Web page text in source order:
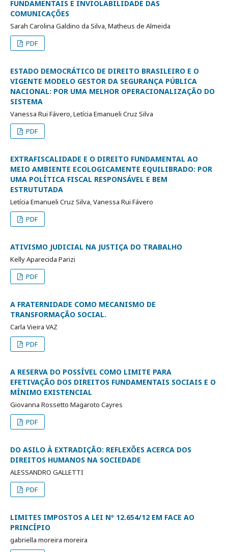
FUNDAMENTAIS E INVIOLABILIDADE DAS
COMUNICAÇÕES
Sarah Carolina Galdino da Silva, Matheus de Almeida
PDF
ESTADO DEMOCRÁTICO DE DIREITO BRASILEIRO E O
VIGENTE MODELO GESTOR DA SEGURANÇA PÚBLICA
NACIONAL: POR UMA MELHOR OPERACIONALIZAÇÃO DO
SISTEMA
Vanessa Rui Fávero, Letícia Emanueli Cruz Silva
PDF
EXTRAFISCALIDADE E O DIREITO FUNDAMENTAL AO
MEIO AMBIENTE ECOLOGICAMENTE EQUILIBRADO: POR
UMA POLÍTICA FISCAL RESPONSÁVEL E BEM
ESTRUTUTADA
Letícia Emanueli Cruz Silva, Vanessa Rui Fávero
PDF
ATIVISMO JUDICIAL NA JUSTIÇA DO TRABALHO
Kelly Aparecida Parizi
PDF
A FRATERNIDADE COMO MECANISMO DE
TRANSFORMAÇÃO SOCIAL.
Carla Vieira VAZ
PDF
A RESERVA DO POSSÍVEL COMO LIMITE PARA
EFETIVAÇÃO DOS DIREITOS FUNDAMENTAIS SOCIAIS E O
MÍNIMO EXISTENCIAL
Giovanna Rossetto Magaroto Cayres
PDF
DO ASILO À EXTRADIÇÃO: REFLEXÕES ACERCA DOS
DIREITOS HUMANOS NA SOCIEDADE
ALESSANDRO GALLETTI
PDF
LIMITES IMPOSTOS A LEI Nº 12.654/12 EM FACE AO
PRINCÍPIO
gabriella moreira moreira